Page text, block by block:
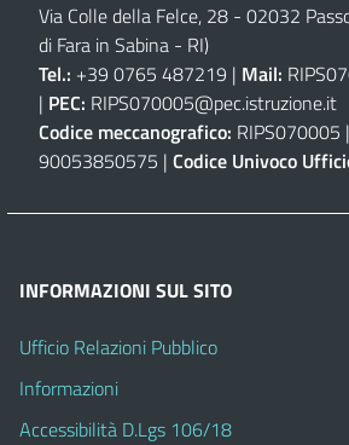
Via Colle della Felce, 28 - 02032
di Fara in Sabina - RI)
Tel.: +39 0765 487219 | Mail:
| PEC: RIPS070005@pec.istruzione.it
Codice meccanografico: RIPS070005 |
90053850575 | Codice Univoco
INFORMAZIONI SUL SITO
Ufficio Relazioni Pubblico
Informazioni
Accessibilità D.Lgs 106/18